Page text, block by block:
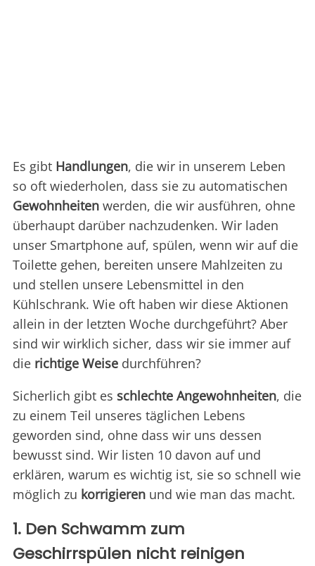
Es gibt Handlungen, die wir in unserem Leben
so oft wiederholen, dass sie zu automatischen
Gewohnheiten werden, die wir ausführen, ohne
überhaupt darüber nachzudenken. Wir laden
unser Smartphone auf, spülen, wenn wir auf die
Toilette gehen, bereiten unsere Mahlzeiten zu
und stellen unsere Lebensmittel in den
Kühlschrank. Wie oft haben wir diese Aktionen
allein in der letzten Woche durchgeführt? Aber
sind wir wirklich sicher, dass wir sie immer auf
die richtige Weise durchführen?
Sicherlich gibt es schlechte Angewohnheiten, die
zu einem Teil unseres täglichen Lebens
geworden sind, ohne dass wir uns dessen
bewusst sind. Wir listen 10 davon auf und
erklären, warum es wichtig ist, sie so schnell wie
möglich zu korrigieren und wie man das macht.
1. Den Schwamm zum
Geschirrspülen nicht reinigen